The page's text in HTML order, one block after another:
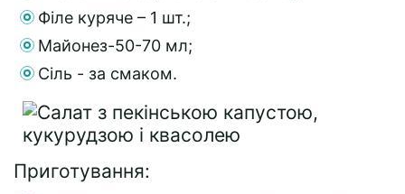
Філе куряче – 1 шт.;
Майонез-50-70 мл;
Сіль - за смаком.
Приготування: